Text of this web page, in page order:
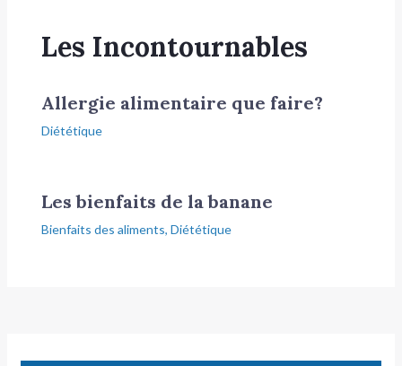
Les Incontournables
Allergie alimentaire que faire?
Diététique
Les bienfaits de la banane
Bienfaits des aliments, Diététique